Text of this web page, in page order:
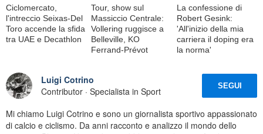
Ciclomercato,
l'intreccio Seixas-Del
Toro accende la sfida
tra UAE e Decathlon
Tour, show sul
Massiccio Centrale:
Vollering ruggisce a
Belleville, KO
Ferrand-Prévot
La confessione di
Robert Gesink:
'All'inizio della mia
carriera il doping era
la norma'
Luigi Cotrino
Contributor · Specialista in Sport
SEGUI
Mi chiamo Luigi Cotrino e sono un giornalista sportivo appassionato
di calcio e ciclismo. Da anni racconto e analizzo il mondo dello